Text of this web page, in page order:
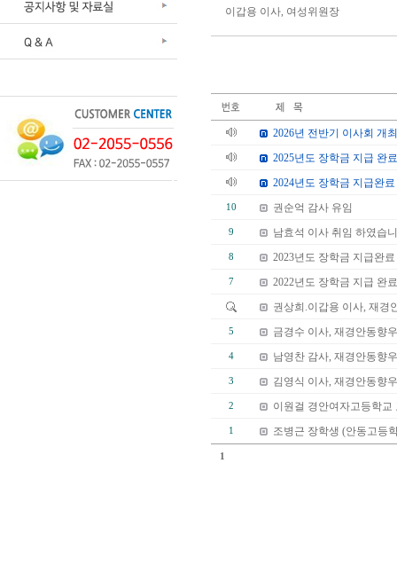
이갑용 이사, 여성위원장
2026년 전반기 이사회 개최
2025년도 장학금 지급 완료
2024년도 장학금 지급완료
10 권순억 감사 유임
9 남효석 이사 취임 하였습
8 2023년도 장학금 지급완료
7
2022년도 장학금 지급 완료
권상희.이갑용 이사, 재경
5 금경수 이사, 재경안동향
4 남영찬 감사, 재경안동향
3 김영식 이사, 재경안동향
2 이원걸 경안여자고등학교
1 조병근 장학생 (안동고등
1